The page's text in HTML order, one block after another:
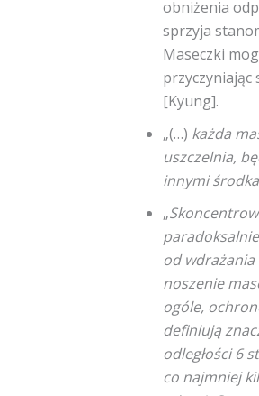
obniżenia
sprzyja
Maseczki
[Kyung].
„(…) każda
uszczelnia,
innymi
„
od
noszenie
ogóle,
definiują
odległości 6
co najmniej